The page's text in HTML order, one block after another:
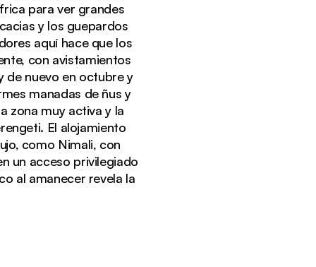
con acacias y terreno rocoso debajo.
para ver grandes
y los guepardos
aquí hace que los
con avistamientos
de nuevo en octubre y
manadas de ñus y
zona muy activa y la
El alojamiento
como Nimali, con
un acceso privilegiado
al amanecer revela la